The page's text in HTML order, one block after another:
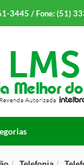
3445 / Fone: (51)